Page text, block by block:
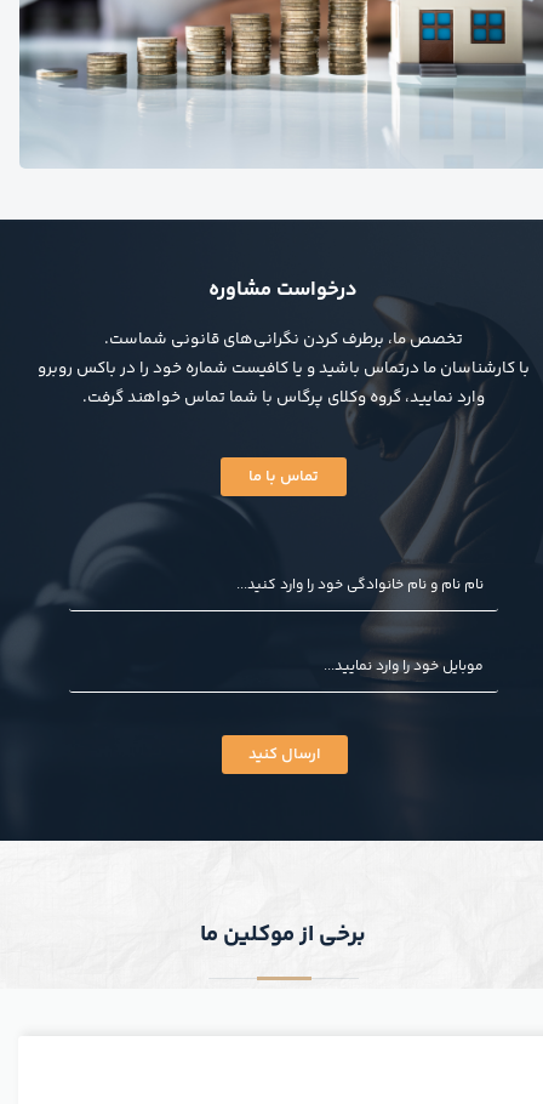
درخواست مشاوره
تخصص ما، برطرف کردن نگرانی‌های قانونی شماست.
با کارشناسان ما درتماس باشید و یا کافیست شماره خود را در باکس روبرو
وارد نمایید، گروه وکلای پرگاس با شما تماس خواهند گرفت.
تماس با ما
ارسال کنید
برخی از موکلین ما